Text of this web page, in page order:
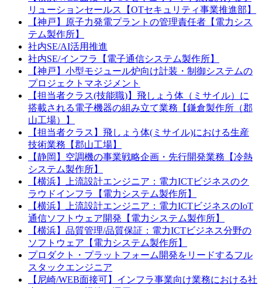
リューションセールス【OTセキュリティ事業推進部】
【神戸】原子力発電プラントの管理責任者【電力シス
テム製作所】
社内SE/AI活用推進
社内SE/インフラ【電子通信システム製作所】
【神戸】小型モジュール炉向け計装・制御システムの
プロジェクトマネジメント
【担当者クラス(技能職)】飛しょう体（ミサイル）に
搭載される電子機器の組み立て業務【鎌倉製作所（郡
山工場）】
【担当者クラス】飛しょう体(ミサイル)における生産
技術業務【郡山工場】
【静岡】空調機の事業戦略企画・先行開発業務【冷熱
システム製作所】
【横浜】上流設計エンジニア：電力ICTビジネスのク
ラウドインフラ【電力システム製作所】
【横浜】上流設計エンジニア：電力ICTビジネスのIoT
通信ソフトウェア開発【電力システム製作所】
【横浜】品質管理/品質保証：電力ICTビジネス分野の
ソフトウェア【電力システム製作所】
プロダクト・プラットフォーム開発をリードするフル
スタックエンジニア
【尼崎/WEB面接可】インフラ事業向け業務における社